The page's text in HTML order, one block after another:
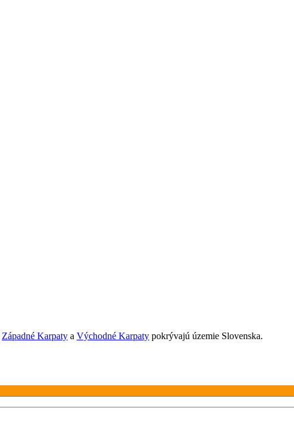
Západné Karpaty a Východné Karpaty pokrývajú územie Slovenska.